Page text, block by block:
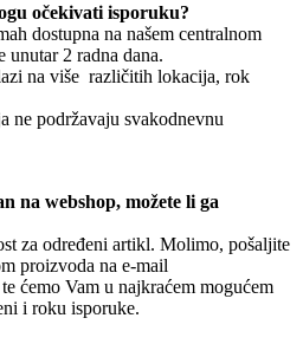
očekivati isporuku?
dostupna na našem centralnom
unutar 2 radna dana.
na više različitih lokacija, rok
ne podržavaju svakodnevnu
na webshop, možete li ga
za određeni artikl. Molimo, pošaljite
proizvoda na e-mail
ćemo Vam u najkraćem mogućem
i roku isporuke.